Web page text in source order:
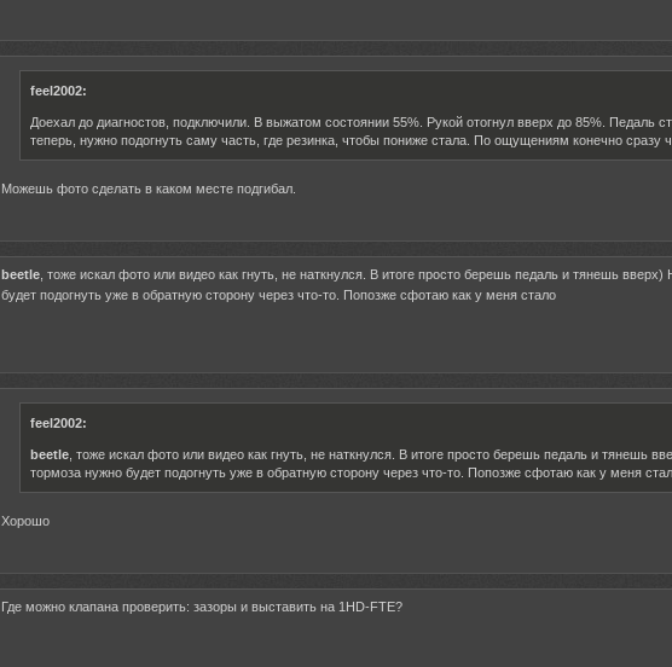
feel2002:
Доехал до диагностов, подключили. В выжатом состоянии 55%. Рукой отогнул вверх до 85%. Педаль
теперь, нужно подогнуть саму часть, где резинка, чтобы пониже стала. По ощущениям конечно сразу
Можешь фото сделать в каком месте подгибал.
beetle , тоже искал фото или видео как гнуть, не наткнулся. В итоге просто берешь педаль и тянешь
будет подогнуть уже в обратную сторону через что-то. Попозже сфотаю как у меня стало
feel2002:
beetle , тоже искал фото или видео как гнуть, не наткнулся. В итоге просто берешь педаль и тянешь
тормоза нужно будет подогнуть уже в обратную сторону через что-то. Попозже сфотаю как у меня
Хорошо
Где можно клапана проверить: зазоры и выставить на 1HD-FTE?